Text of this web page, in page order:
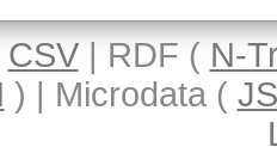
CSV| RDF ( N-
) | Microdata (